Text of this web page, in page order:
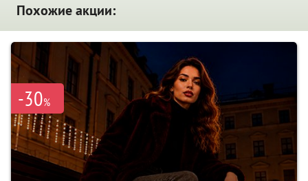
Похожие акции:
-30%